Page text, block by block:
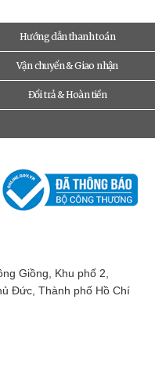
Hướng dẫn thanh toán
Vận chuyển & Giao nhận
Đổi trả & Hoàn tiền
Giồng, Khu phố 2,
Đức, Thành phố Hồ Chí